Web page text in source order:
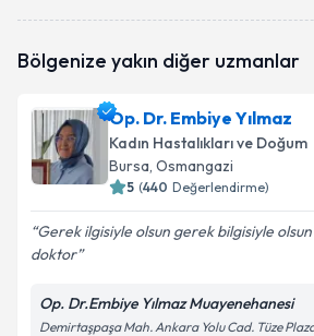
oluşturun. Size bu uzmandan
E-posta Adresiniz
Kişisel verilerimin işlenmesine
Bölgenize yakın diğer uzmanlar
Op. Dr. Embiye Yılmaz
Kadın Hastalıkları ve Doğum
Bursa, Osmangazi
5 (440 Değerlendirme)
Gerek ilgisiyle olsun gerek bilgisiyle
doktor
Op. Dr.Embiye Yılmaz Muayenehanesi
Demirtaşpaşa Mah. Ankara Yolu Cad. Tüze